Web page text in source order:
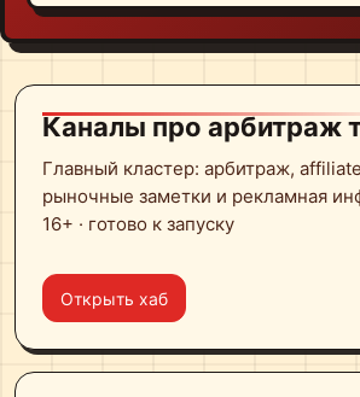
Каналы про арбитраж
Главный кластер: арбитраж,
рыночные заметки и рекламная
16+ · готово к запуску
Открыть хаб